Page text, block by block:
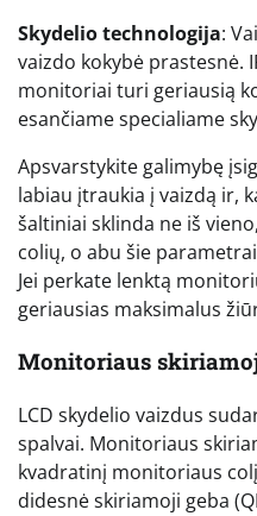
Skydelio technologija:
vaizdo kokybė prastesnė.
monitoriai turi geriausią
esančiame specialiame
Apsvarstykite galimybę
labiau įtraukia į vaizdą ir,
šaltiniai sklinda ne iš
colių, o abu šie
Jei perkate lenktą
geriausias maksimalus
Monitoriaus
LCD skydelio vaizdus
spalvai. Monitoriaus
kvadratinį monitoriaus
didesnė skiriamoji geba